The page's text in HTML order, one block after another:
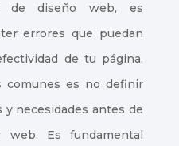
de diseño web, es
errores que puedan
de tu página.
comunes es no definir
necesidades antes de
web. Es fundamental